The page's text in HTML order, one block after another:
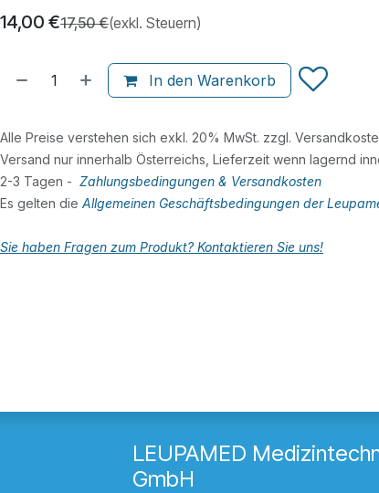
14,00 €17,50€(exkl. Steuern)
In den Warenkorb
Alle Preise verstehen sich exkl. 20% MwSt. zzgl.
Versand nur innerhalb Österreichs, Lieferzeit wenn lagernd
2-3 Tagen - Zahlungsbedingungen & Versandkosten
Es gelten die Allgemeinen Geschäftsbedingungen der
Sie haben Fragen zum Produkt? Kontaktieren Sie uns!
LEUPAMED
GmbH